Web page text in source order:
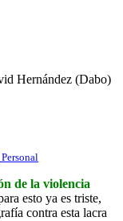
Hernández (Dabo)
de la violencia
esto ya es triste,
contra esta lacra